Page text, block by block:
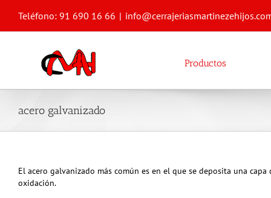
contenido
Teléfono: 91 690 16 66 |
Productos
acero galvanizado
El acero galvanizado más común es en el que se deposita una
oxidación.